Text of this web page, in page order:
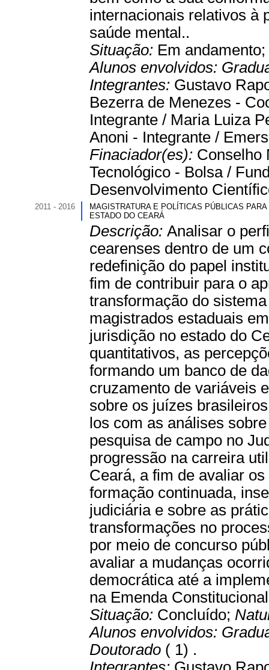
internacionais relativos à
saúde mental..
Situação: Em andamento;
Alunos envolvidos:
Integrantes: Gustavo
Bezerra de Menezes -
Integrante / Maria Luiza
Anoni - Integrante /
Finaciador(es): Conselho
Tecnológico - Bolsa /
Desenvolvimento
2011 - 2016
MAGISTRATURA E POLÍTICAS PÚBLICAS
ESTADO DO CEARÁ
Descrição: Analisar o
cearenses dentro de um
redefinição do papel
fim de contribuir para o
transformação do
magistrados estaduais
jurisdição no estado do
quantitativos, as
formando um banco de
cruzamento de variáveis
sobre os juízes
los com as análises
pesquisa de campo no
progressão na carreira
Ceará, a fim de avaliar
formação continuada,
judiciária e sobre as
transformações no
por meio de concurso
avaliar a mudanças
democrática até a
na Emenda
Situação: Concluído;
Alunos envolvidos:
Doutorado ( 1) .